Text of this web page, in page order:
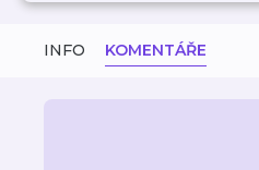
INFO KOMENTÁŘE